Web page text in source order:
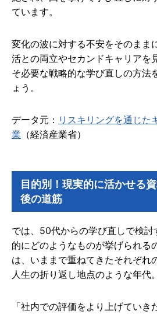
ています。
変化の波に対する不安をそのまま
活との両立やセカンドキャリアを
そ必要な戦略的な学び直しの方法
ょう。
データ元： リスキリングを通じた
業 （経済産業省）
目的別！現実的に活かせる
後の道筋
では、50代からの学び直しで検討
的にどのようなものが挙げられる
は、いままで重ねてきたそれぞれ
人生の折り返し地点のような年代。
「社内での評価をより上げていき